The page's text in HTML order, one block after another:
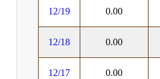
12/19 0.00
12/18 0.00
12/17 0.00